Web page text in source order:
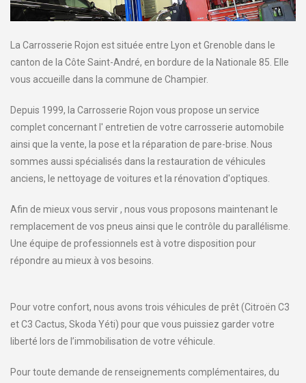
La Carrosserie Rojon est située entre Lyon et Grenoble dans le
canton de la Côte Saint-André, en bordure de la Nationale 85. Elle
vous accueille dans la commune de Champier.
Depuis 1999, la Carrosserie Rojon vous propose un service
complet concernant l' entretien de votre carrosserie automobile
ainsi que la vente, la pose et la réparation de pare-brise. Nous
sommes aussi spécialisés dans la restauration de véhicules
anciens, le nettoyage de voitures et la rénovation d'optiques.
Afin de mieux vous servir , nous vous proposons maintenant le
remplacement de vos pneus ainsi que le contrôle du parallélisme.
Une équipe de professionnels est à votre disposition pour
répondre au mieux à vos besoins.
Pour votre confort, nous avons trois véhicules de prêt (Citroën C3
et C3 Cactus, Skoda Yéti) pour que vous puissiez garder votre
liberté lors de l’immobilisation de votre véhicule.
Pour toute demande de renseignements complémentaires, du